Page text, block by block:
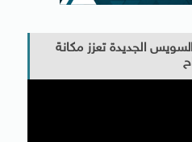
الجديدة تعزز مكانة